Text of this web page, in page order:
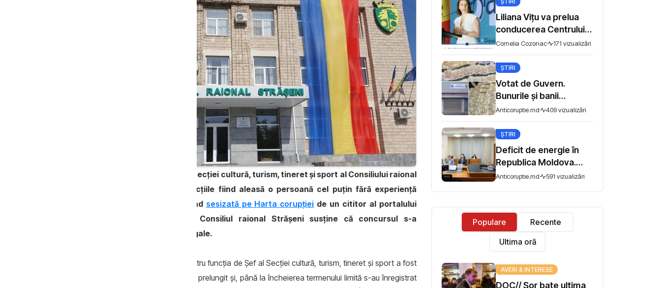
Șef al Secției cultură, turism, tineret și sport al Consiliului raional
(CR) Strășeni a fost trucat, în funcțiile fiind aleasă o persoană cel puțin fără experiență
relevantă în domeniu, problema fiind sesizată pe Harta corupției de un cititor al portalului
Anticoruptie.md. În același timp, Consiliul raional Strășeni susține că concursul s-a
desfășurat conform prevederilor legale.
După ce în prima fază a concursului pentru funcția de Șef al Secției cultură, turism, tineret și sport a fost
depus un singur dosar, concursul a fost prelungit și, până la încheierea termenului limită s-au înregistrat
Liliana Vițu va prelua
conducerea Centrului
pentru comunicare
strategică și
contracarare a
dezinformării
Cornelia Cozonac 171 vizualizări
ȘTIRI
Votat de Guvern.
Bunurile și banii
confiscați vor fi utilizați
în scopuri sociale sau
de interes public
Anticoruptie.md 409 vizualizări
ȘTIRI
Deficit de energie în
Republica Moldova.
Premierul Tofan
Anticoruptie.md 591 vizualizări
Populare
Recente
Ultima oră
AVERI & INTERESE
DOC// Șor bate ultima